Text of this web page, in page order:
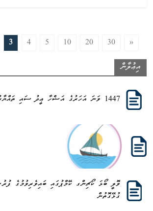
3 4 5 10 20 30 »
އިޢުލާން
1447 ވަނަ އަހަރުގެ އަޟްހާ ޢީދު ސައި ތައްޔާރުކުރުމާއި ގުޅޭ
ވޮލީ ބޯޅަ ކޯޗިންގ ކޭމްޕުގައި ބައިވެރިވުމުގެ
ގުޅޭގޮތުން